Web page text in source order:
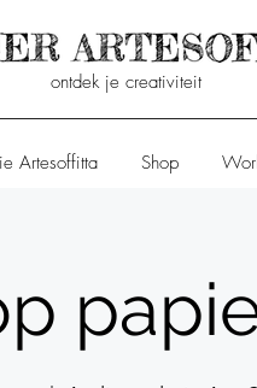
ontdek je creativiteit
Artesoffitta Shop